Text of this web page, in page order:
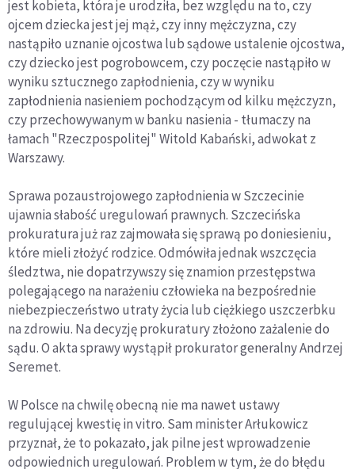
jest kobieta, która je urodziła, bez względu na to, czy
ojcem dziecka jest jej mąż, czy inny mężczyzna, czy
nastąpiło uznanie ojcostwa lub sądowe ustalenie ojcostwa,
czy dziecko jest pogrobowcem, czy poczęcie nastąpiło w
wyniku sztucznego zapłodnienia, czy w wyniku
zapłodnienia nasieniem pochodzącym od kilku mężczyzn,
czy przechowywanym w banku nasienia - tłumaczy na
łamach "Rzeczpospolitej" Witold Kabański, adwokat z
Warszawy.
Sprawa pozaustrojowego zapłodnienia w Szczecinie
ujawnia słabość uregulowań prawnych. Szczecińska
prokuratura już raz zajmowała się sprawą po doniesieniu,
które mieli złożyć rodzice. Odmówiła jednak wszczęcia
śledztwa, nie dopatrzywszy się znamion przestępstwa
polegającego na narażeniu człowieka na bezpośrednie
niebezpieczeństwo utraty życia lub ciężkiego uszczerbku
na zdrowiu. Na decyzję prokuratury złożono zażalenie do
sądu. O akta sprawy wystąpił prokurator generalny Andrzej
Seremet.
W Polsce na chwilę obecną nie ma nawet ustawy
regulującej kwestię in vitro. Sam minister Arłukowicz
przyznał, że to pokazało, jak pilne jest wprowadzenie
odpowiednich uregulowań. Problem w tym, że do błędu